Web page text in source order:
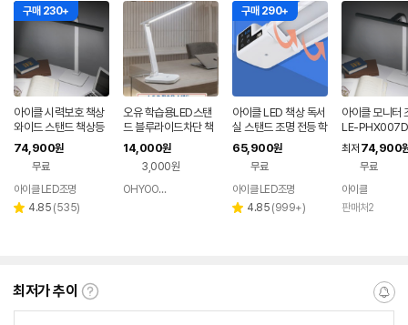
구매 230+
아이클 시력보호 책상
와이드 스탠드 책상등
눈부심방지 수험생 학
습용 고등학생 중학생
공부
74,900원
무료
아이클 LED조명
별 4.85 리
(535)
오유 학습용LED스탠
드 블루라이드차단 책
상스탠드
14,000원
3,000원
OHYOOMALL
구매 290+
아이클 LED 책상 독서
실 스탠드 조명 전등 학
습용 공부 시력보호 부
착형 WJK-351F
65,900원
무료
아이클 LED조명
별 4.85 리
(999+)
아이클 모니터
LE-PHX007D
최저 74,900
무료
아이클
판매처2
최저가 추이
최
알